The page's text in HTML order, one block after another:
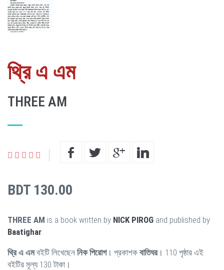
থ্রি এ এম
THREE AM
BDT 130.00
THREE AM is a book written by NICK PIROG and published by
Baatighar
থ্রি এ এমবইটি লিখেছেন নিক পিরোগ। প্রকাশক বাতিঘর। 110 পৃষ্ঠার এই
বইটির মূল্য 130 টাকা।